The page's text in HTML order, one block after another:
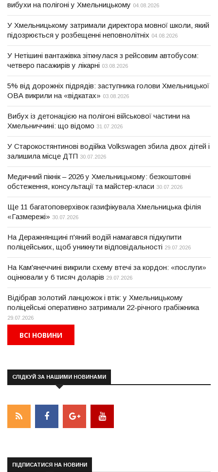
вибухи на полігоні у Хмельницькому 04.08.2026
У Хмельницькому затримали директора мовної школи, який
підозрюється у розбещенні неповнолітніх 04.08.2026
У Нетішині вантажівка зіткнулася з рейсовим автобусом:
четверо пасажирів у лікарні 03.08.2026
5% від дорожніх підрядів: заступника голови Хмельницької
ОВА викрили на «відкатах» 03.08.2026
Вибух із детонацією на полігоні військової частини на
Хмельниччині: що відомо 31.07.2026
У Старокостянтинові водійка Volkswagen збила двох дітей і
залишила місце ДТП 30.07.2026
Медичний пікнік – 2026 у Хмельницькому: безкоштовні
обстеження, консультації та майстер-класи 30.07.2026
Ще 11 багатоповерхівок газифікувала Хмельницька філія
«Газмережі» 30.07.2026
На Деражнянщині п'яний водій намагався підкупити
поліцейських, щоб уникнути відповідальності 29.07.2026
На Кам'янеччині викрили схему втечі за кордон: «послуги»
оцінювали у 6 тисяч доларів 29.07.2026
Відібрав золотий ланцюжок і втік: у Хмельницькому
поліцейські оперативно затримали 22-річного грабіжника
29.07.2026
ВСІ НОВИНИ
СЛІДКУЙ ЗА НАШИМИ НОВИНАМИ
ПІДПИСАТИСЯ НА НОВИНИ